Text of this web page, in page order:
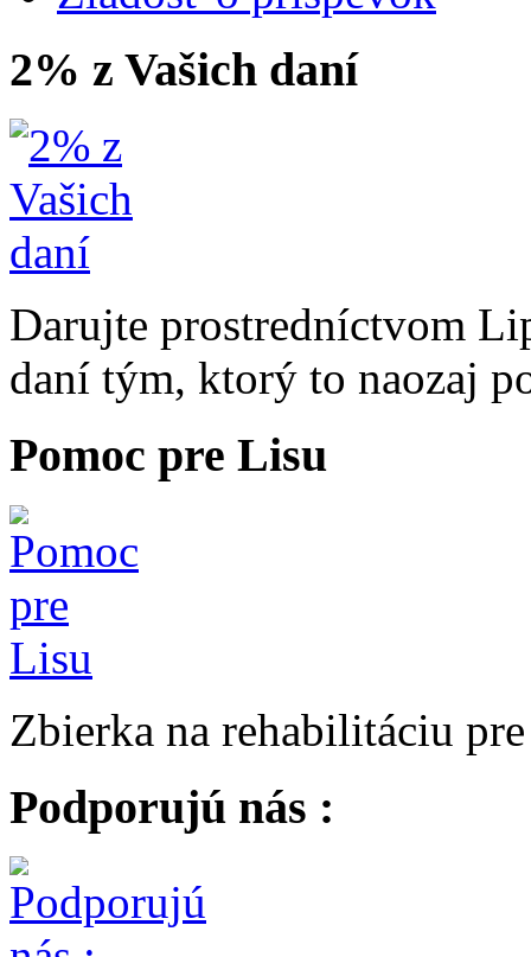
2% z Vašich daní
Darujte prostredníctvom
daní tým, ktorý to naozaj
Pomoc pre Lisu
Zbierka na rehabilitáciu
Podporujú nás :